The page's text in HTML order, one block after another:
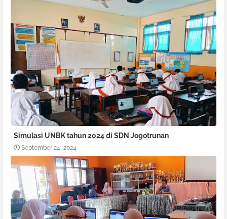
Simulasi UNBK tahun 2024 di SDN Jogotrunan
September 24, 2024